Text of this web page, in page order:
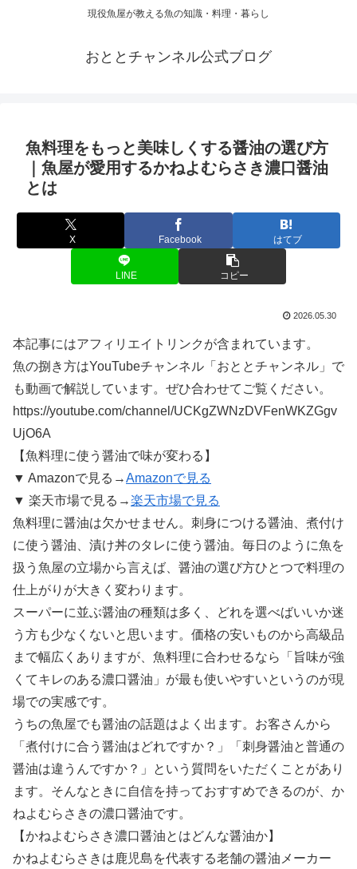
現役魚屋が教える魚の知識・料理・暮らし
おととチャンネル公式ブログ
魚料理をもっと美味しくする醤油の選び方
｜魚屋が愛用するかねよむらさき濃口醤油
とは
X Facebook はてブ
LINE コピー
2026.05.30
本記事にはアフィリエイトリンクが含まれています。
魚の捌き方はYouTubeチャンネル「おととチャンネル」で
も動画で解説しています。ぜひ合わせてご覧ください。
https://youtube.com/channel/UCKgZWNzDVFenWKZGgv
UjO6A
【魚料理に使う醤油で味が変わる】
▼ Amazonで見る→Amazonで見る
▼ 楽天市場で見る→楽天市場で見る
魚料理に醤油は欠かせません。刺身につける醤油、煮付け
に使う醤油、漬け丼のタレに使う醤油。毎日のように魚を
扱う魚屋の立場から言えば、醤油の選び方ひとつで料理の
仕上がりが大きく変わります。
スーパーに並ぶ醤油の種類は多く、どれを選べばいいか迷
う方も少なくないと思います。価格の安いものから高級品
まで幅広くありますが、魚料理に合わせるなら「旨味が強
くてキレのある濃口醤油」が最も使いやすいというのが現
場での実感です。
うちの魚屋でも醤油の話題はよく出ます。お客さんから
「煮付けに合う醤油はどれですか？」「刺身醤油と普通の
醤油は違うんですか？」という質問をいただくことがあり
ます。そんなときに自信を持っておすすめできるのが、か
ねよむらさきの濃口醤油です。
【かねよむらさき濃口醤油とはどんな醤油か】
かねよむらさきは鹿児島を代表する老舗の醤油メーカー